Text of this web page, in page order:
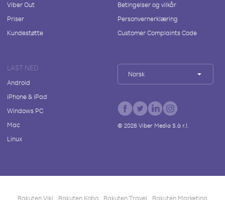
Viber Out
Priser
Kundestøtte
Betingelser og vilkår
Personvernerklæring
Customer Complaints Code
LAST NED
Android
iPhone & iPad
Windows PC
Mac
Linux
Norsk
© 2026Viber Media S.à r.l.
Rakuten Viki Rakuten Kobo Rakuten Travel Rakuten Marketing